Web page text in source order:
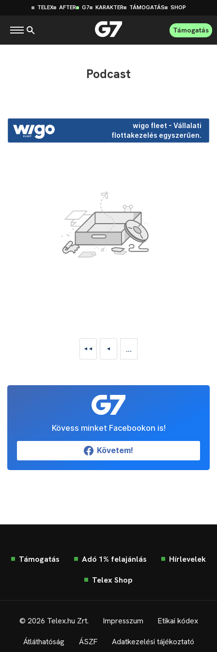
TELEX AFTER G7 KARAKTER TÁMOGATÁS SHOP
Támogatás
Podcast
wigo fleet - Vállalati
flottakezelés egyszerűen.
◄◄ ◄ ...
Kövess minket Facebookon is!
Követem!
Támogatás Adó 1% felajánlás Hírlevelek
Telex Shop
© 2026 Telex.hu Zrt. Impresszum Etikai kódex
Átláthatóság ÁSZF Adatkezelési tájékoztató